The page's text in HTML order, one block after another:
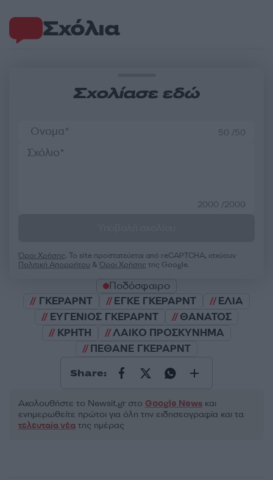
Σχόλια
Σχολίασε εδώ
50 /50
2000 /2000
Όροι Χρήσης. Το site προστατεύεται από reCAPTCHA, ισχύουν
Πολιτική Απορρήτου &Όροι Χρήσης της Google.
Ποδόσφαιρο
ΓΚΕΡΑΡΝΤ
ΕΓΚΕ ΓΚΕΡΑΡΝΤ
ΕΛΙΑ
ΕΥΓΕΝΙΟΣ ΓΚΕΡΑΡΝΤ
ΘΑΝΑΤΟΣ
ΚΡΗΤΗ
ΛΑΙΚΟ ΠΡΟΣΚΥΝΗΜΑ
ΠΕΘΑΝΕ ΓΚΕΡΑΡΝΤ
Share:
Ακολουθήστε το Νewsit.gr στο Google News και
ενημερωθείτε πρώτοι για όλη την ειδησεογραφία και τα
τελευταία νέα της ημέρας